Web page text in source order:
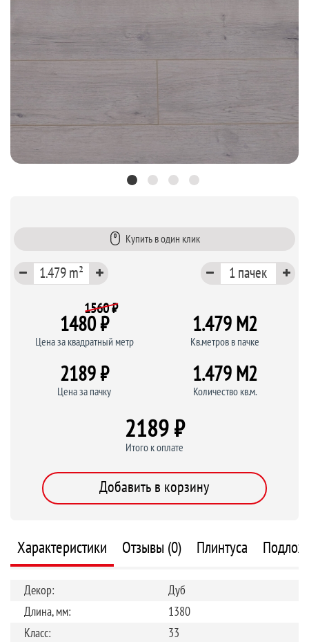
Купить в один клик
1560 ₽
1480 ₽
Цена за квадратный метр
1.479 M2
Кв.метров в пачке
2189 ₽
Цена за пачку
1.479 M2
Количество кв.м.
2189 ₽
Итого к оплате
Добавить в корзину
Характеристики Отзывы (0) Плинтуса
Декор:
Дуб
Длина, мм:
1380
Класс:
33